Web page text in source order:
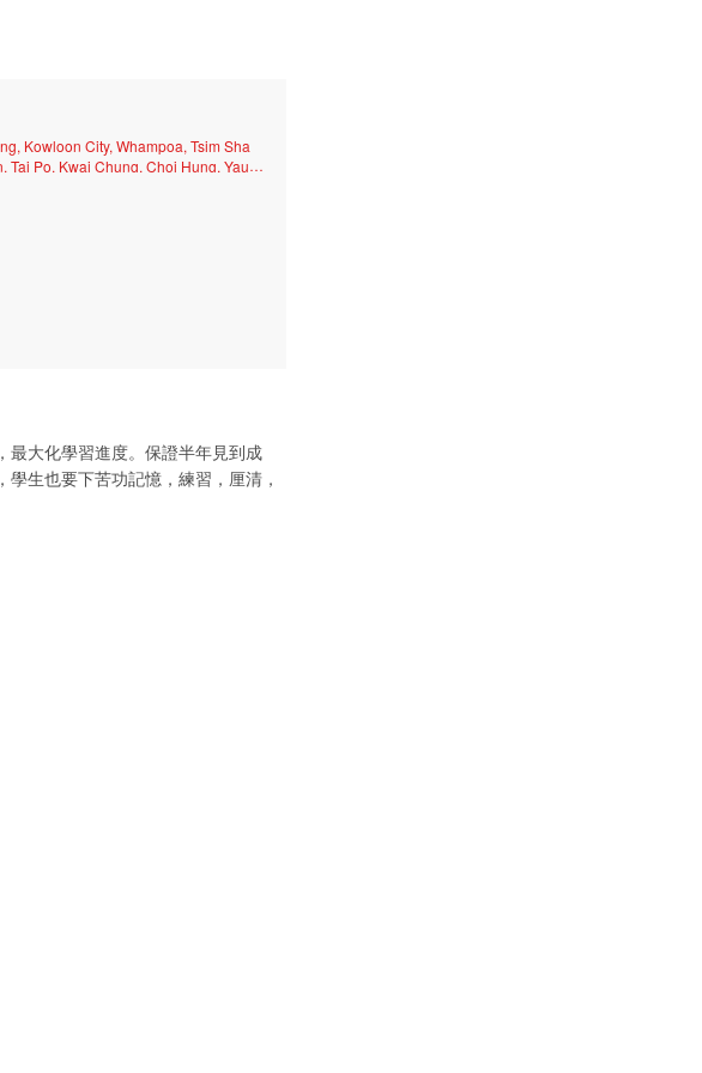
Kowloon City, Whampoa, Tsim Sha
Tai Po, Kwai Chung, Choi Hung, Yau
Chi Kok, Prince Edward, Shatin, Tai
Tai Sin, Kowloon Tong, Sham
最大化學習進度。保證半年見到成
生也要下苦功記憶，練習，厘清，